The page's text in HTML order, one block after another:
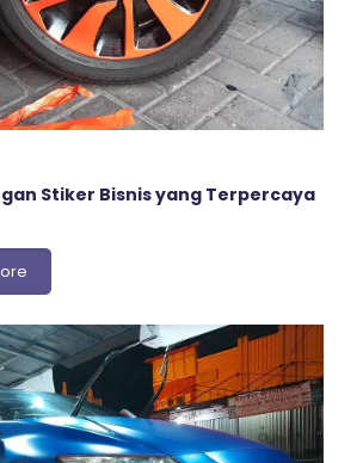
Stiker Bisnis yang Terpercaya